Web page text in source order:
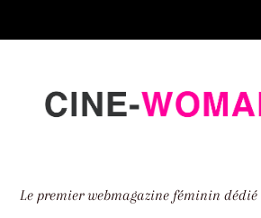
down
Le premier webmagazine féminin